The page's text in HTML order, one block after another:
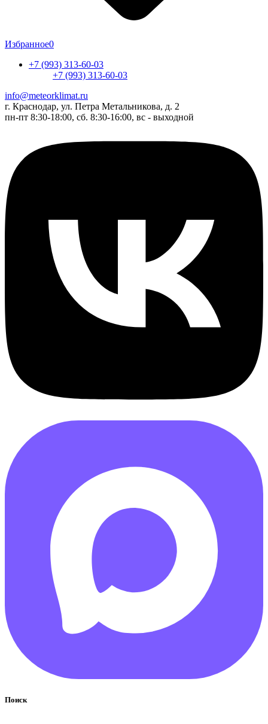
Избранное0
+7 (993) 313-60-03
+7 (993) 313-60-03
info@meteorklimat.ru
г. Краснодар, ул. Петра Метальникова, д. 2
пн-пт 8:30-18:00, сб. 8:30-16:00, вс - выходной
Поиск